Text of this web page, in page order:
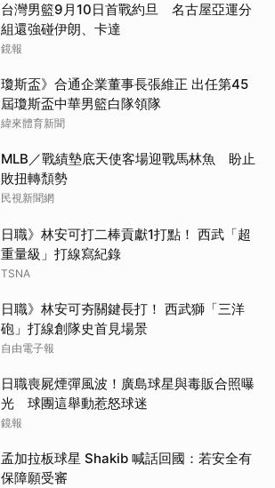
台灣男籃9月10日首戰約旦 名古屋亞運分
組還強碰伊朗、卡達
鏡報
瓊斯盃》合通企業董事長張維正 出任第45
屆瓊斯盃中華男籃白隊領隊
緯來體育新聞
MLB／戰績墊底天使客場迎戰馬林魚 盼止
敗扭轉頹勢
民視新聞網
日職》林安可打二棒貢獻1打點！ 西武「超
重量級」打線寫紀錄
TSNA
日職》林安可夯關鍵長打！ 西武獅「三洋
砲」打線創隊史首見場景
自由電子報
日職喪屍煙彈風波！廣島球星與毒販合照曝
光 球團這舉動惹怒球迷
鏡報
孟加拉板球星 Shakib 喊話回國：若安全有
保障願受審